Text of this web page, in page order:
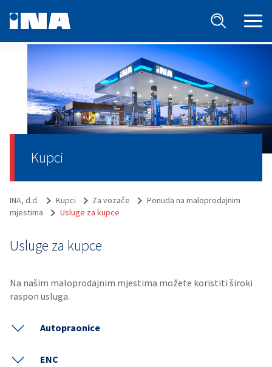
Kupci
INA, d.d. Kupci Za vozače
Ponuda na maloprodajnim
mjestima
Usluge za kupce
Usluge za kupce
Na našim maloprodajnim mjestima možete koristiti široki
raspon usluga.
Autopraonice
ENC